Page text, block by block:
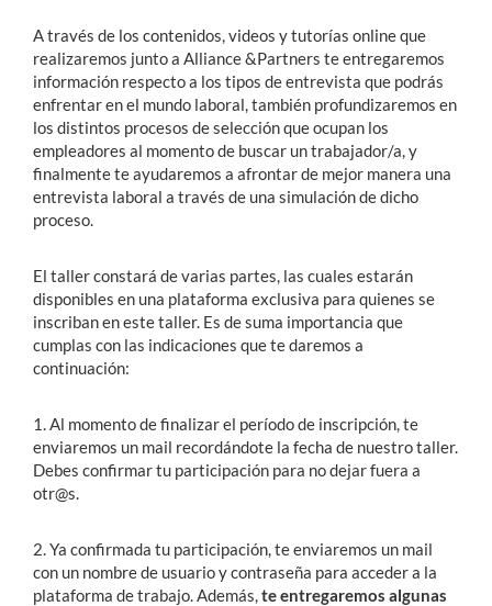
English
A través de los contenidos, videos y tutorías online que
realizaremos junto a Alliance &Partners te entregaremos
información respecto a los tipos de entrevista que podrás
enfrentar en el mundo laboral, también profundizaremos en
los distintos procesos de selección que ocupan los
empleadores al momento de buscar un trabajador/a, y
finalmente te ayudaremos a afrontar de mejor manera una
entrevista laboral a través de una simulación de dicho
proceso.
El taller constará de varias partes, las cuales estarán
disponibles en una plataforma exclusiva para quienes se
inscriban en este taller. Es de suma importancia que
cumplas con las indicaciones que te daremos a
continuación:
1. Al momento de finalizar el período de inscripción, te
enviaremos un mail recordándote la fecha de nuestro taller.
Debes confirmar tu participación para no dejar fuera a
otr@s.
2. Ya confirmada tu participación, te enviaremos un mail
con un nombre de usuario y contraseña para acceder a la
plataforma de trabajo. Además,te entregaremos algunas